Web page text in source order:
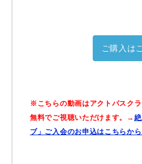
ご購入は
※こちらの動画はアクトパスク
無料でご視聴いただけます。→
ブ」ご入会のお申込はこちらから